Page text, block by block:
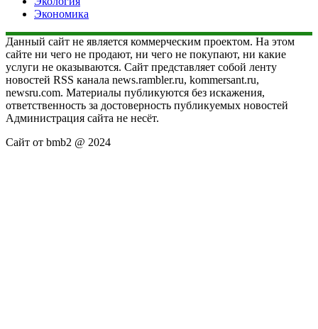
Экономика
Данный сайт не является коммерческим проектом. На этом
сайте ни чего не продают, ни чего не покупают, ни какие
услуги не оказываются. Сайт представляет собой ленту
новостей RSS канала news.rambler.ru, kommersant.ru,
newsru.com. Материалы публикуются без искажения,
ответственность за достоверность публикуемых новостей
Администрация сайта не несёт.
Сайт от bmb2 @ 2024